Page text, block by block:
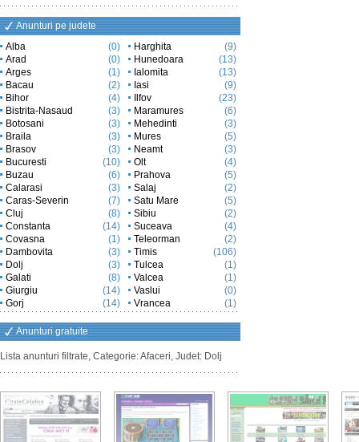
Anunturi pe judete
Alba
(0)
Arad
(0)
Arges
(1)
Bacau
(2)
Bihor
(4)
Bistrita-Nasaud
(3)
Botosani
(3)
Braila
(3)
Brasov
(3)
Bucuresti
(10)
Buzau
(6)
Calarasi
(3)
Caras-Severin
(7)
Cluj
(8)
Constanta
(14)
Covasna
(1)
Dambovita
(3)
Dolj
(3)
Galati
(8)
Giurgiu
(14)
Gorj
(14)
Harghita
(9)
Hunedoara
(13)
Ialomita
(13)
Iasi
(9)
Ilfov
(23)
Maramures
(6)
Mehedinti
(3)
Mures
(5)
Neamt
(3)
Olt
(4)
Prahova
(5)
Salaj
(2)
Satu Mare
(5)
Sibiu
(2)
Suceava
(4)
Teleorman
(2)
Timis
(106)
Tulcea
(1)
Valcea
(1)
Vaslui
(0)
Vrancea
(1)
Anunturi gratuite
Lista anunturi filtrate, Categorie: Afaceri, Judet: Dolj